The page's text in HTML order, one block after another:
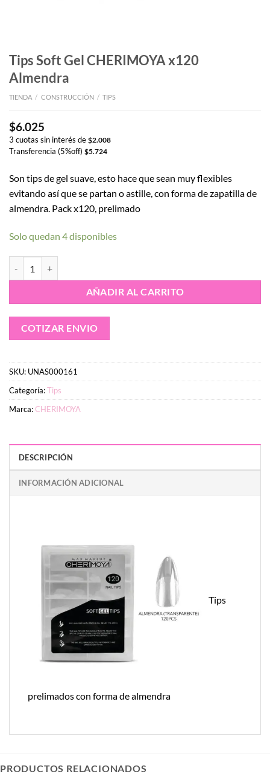
Tips Soft Gel CHERIMOYA x120
Almendra
TIENDA / CONSTRUCCIÓN / TIPS
$6.025
3 cuotas sin interés de $2.008
Transferencia (5%off) $5.724
Son tips de gel suave, esto hace que sean muy flexibles
evitando así que se partan o astille, con forma de zapatilla de
almendra. Pack x120, prelimado
Solo quedan 4 disponibles
AÑADIR AL CARRITO
COTIZAR ENVIO
SKU: UNAS000161
Categoría:Tips
Marca:CHERIMOYA
DESCRIPCIÓN
INFORMACIÓN ADICIONAL
Tips
prelimados con forma de almendra
PRODUCTOS RELACIONADOS